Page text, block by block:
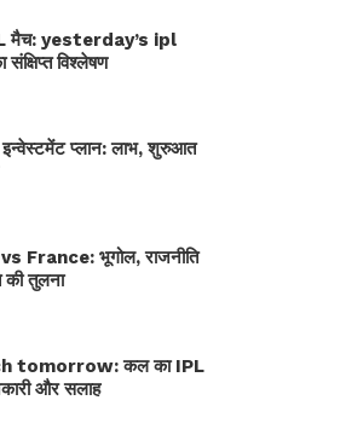
मैच: yesterday’s ipl
विश्लेषण
प्लान: लाभ, शुरुआत
France: भूगोल, राजनीति
तुलना
tomorrow: कल का IPL
और सलाह